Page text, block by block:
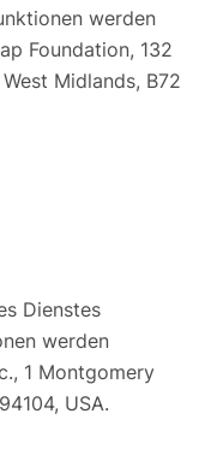
werden
Foundation, 132
Midlands, B72
Dienstes
werden
1 Montgomery
USA.